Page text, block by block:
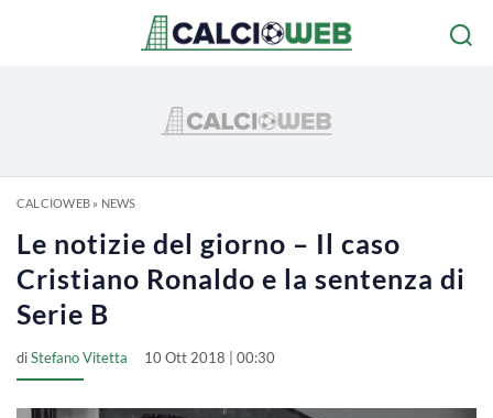
CALCIOWEB» NEWS
Le notizie del giorno – Il caso
Cristiano Ronaldo e la sentenza di
Serie B
diStefano Vitetta 10 Ott 2018 | 00:30